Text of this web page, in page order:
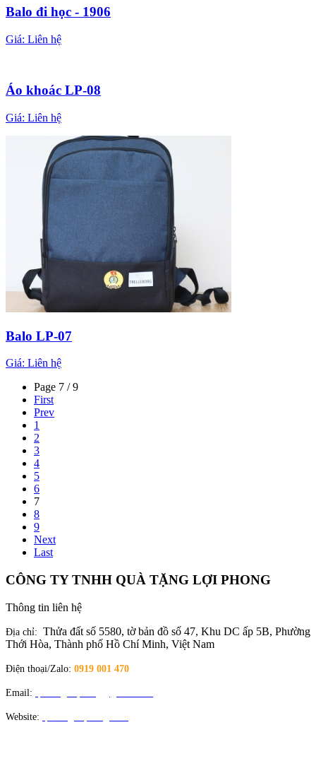
Balo đi học - 1906
Giá: Liên hệ
Áo khoác LP-08
Giá: Liên hệ
Balo LP-07
Giá: Liên hệ
Page 7 / 9
First
Prev
1
2
3
4
5
6
7
8
9
Next
Last
CÔNG TY TNHH QUÀ TẶNG LỢI PHONG
Thông tin liên hệ
Địa chỉ: Thửa đất số 5580, tờ bản đồ số 47, Khu DC ấp 5B, Phường
Thới Hòa, Thành phố Hồ Chí Minh, Việt Nam
Điện thoại/Zalo: 0919 001 470
Email:
Website: